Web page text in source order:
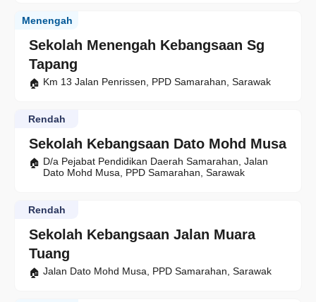
Sekolah Menengah Kebangsaan Sg
Tapang
Menengah
Km 13 Jalan Penrissen, PPD Samarahan, Sarawak
Sekolah Kebangsaan Dato Mohd Musa
Rendah
D/a Pejabat Pendidikan Daerah Samarahan, Jalan
Dato Mohd Musa, PPD Samarahan, Sarawak
Sekolah Kebangsaan Jalan Muara
Tuang
Rendah
Jalan Dato Mohd Musa, PPD Samarahan, Sarawak